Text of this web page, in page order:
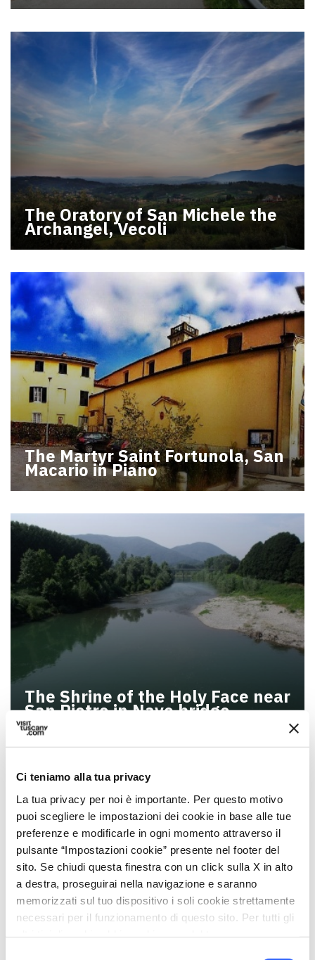
Ci teniamo alla tua privacy
La tua privacy per noi è importante. Per questo motivo
puoi scegliere le impostazioni dei cookie in base alle tue
preferenze e modificarle in ogni momento attraverso il
pulsante “Impostazioni cookie” presente nel footer del
sito. Se chiudi questa finestra con un click sulla X in alto
a destra, proseguirai nella navigazione e saranno
memorizzati sul tuo dispositivo i soli cookie strettamente
necessari per il funzionamento di questo sito. Per tutti gli
The Oratory of San Michele the
Archangel, Vecoli
The Martyr Saint Fortunola, San
Macario in Piano
The Shrine of the Holy Face near
San Pietro in Nave bridge